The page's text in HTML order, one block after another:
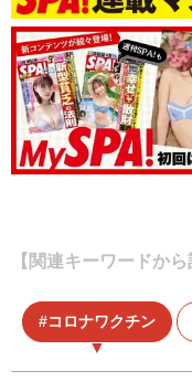
【関連キーワードから
コロナワクチン